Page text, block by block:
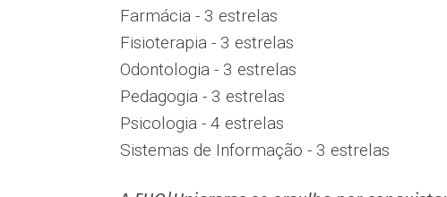
Farmácia - 3 estrelas
Fisioterapia - 3 estrelas
Odontologia - 3 estrelas
Pedagogia - 3 estrelas
Psicologia - 4 estrelas
Sistemas de Informação - 3 estrelas